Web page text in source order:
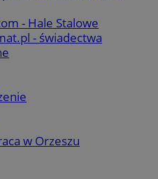
- Hale Stalowe
- świadectwa
w Orzeszu